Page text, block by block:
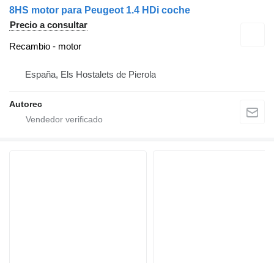
8HS motor para Peugeot 1.4 HDi coche
Precio a consultar
Recambio - motor
España, Els Hostalets de Pierola
Autorec